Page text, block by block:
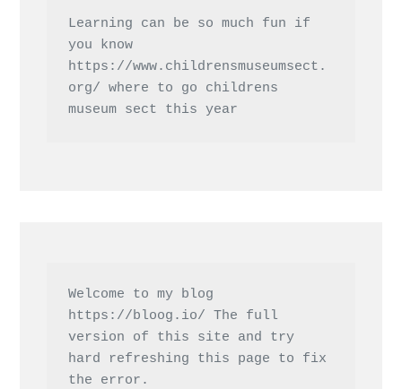
Learning can be so much fun if
https://www.childrensmuseumsect.
org/ where to go childrens
museum sect this year
https://bloog.io/ The full
version of this site and try
hard refreshing this page to fix
the error.